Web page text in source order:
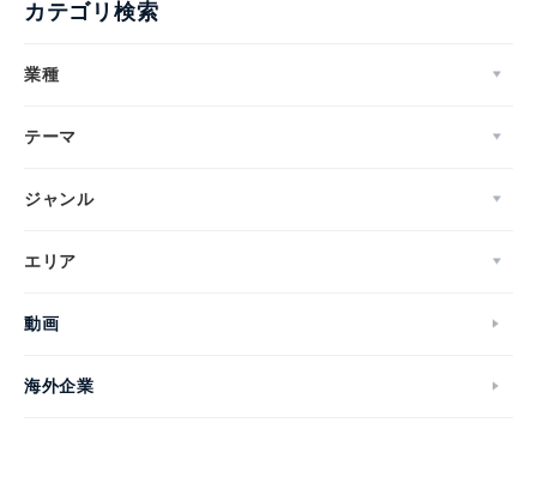
カテゴリ検索
業種
テーマ
ジャンル
エリア
動画
海外企業